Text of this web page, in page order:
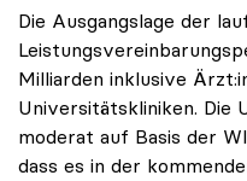
Die Ausgangslage der
Milliarden inklusive
Universitätskliniken. Die
moderat auf Basis der
dass es in der